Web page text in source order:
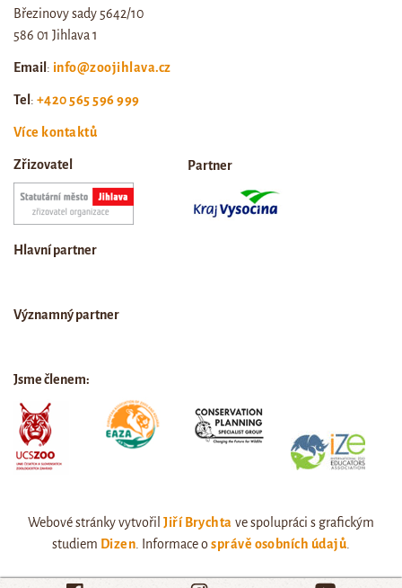
Březinovy sady 5642/10
586 01 Jihlava 1
Email : info@zoojihlava.cz
Tel : +420 565 596 999
Více kontaktů
Zřizovatel Partner
Hlavní partner
Významný partner
Jsme členem:
Webové stránky vytvořilJiří Brychta ve spolupráci s grafickým
studiem Dizen . Informace osprávě osobních údajů